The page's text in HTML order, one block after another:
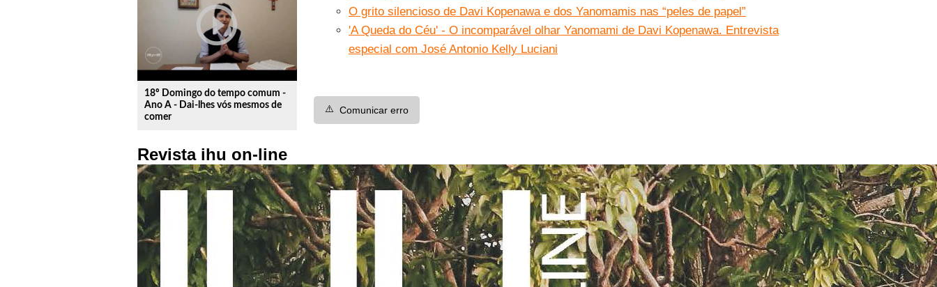
play_circle_outline
18º Domingo do tempo comum -
Ano A - Dai-lhes vós mesmos de
comer
Revista ihu on-line
O grito silencioso de Davi Kopenawa e dos Yanomamis nas “peles de papel”
'A Queda do Céu' - O incomparável olhar Yanomami de Davi Kopenawa. Entrevista
especial com José Antonio Kelly Luciani
⚠️ Comunicar erro